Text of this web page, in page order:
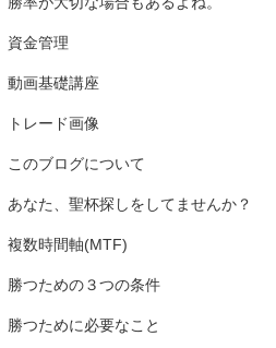
資金管理
動画基礎講座
トレード画像
このブログについて
あなた、聖杯探しをしてませんか？
複数時間軸(MTF)
勝つための３つの条件
勝つために必要なこと